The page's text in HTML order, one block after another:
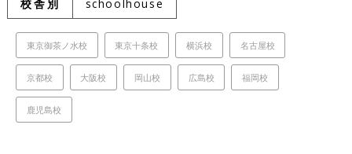
校舎別 schoolhouse
東京御茶ノ水校 東京十条校 横浜校 名古屋校
京都校 大阪校 岡山校 広島校 福岡校
鹿児島校